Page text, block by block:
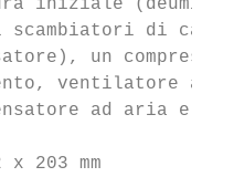
iniziale
scambiatori di
un
ventilatore a
ad aria e
203 mm